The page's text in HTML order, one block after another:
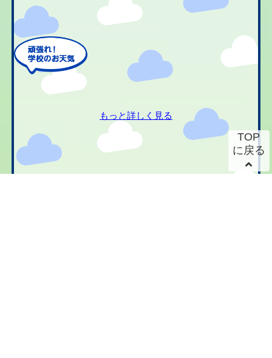
もっと詳しく見る
TOP
に戻る